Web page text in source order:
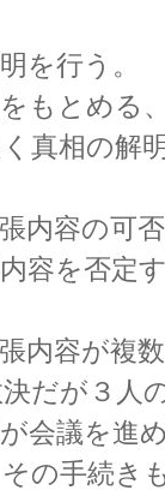
を行う。
もとめる
真相の解
内容の可
容を否定
内容が複
だが３人
会議を進
の手続き